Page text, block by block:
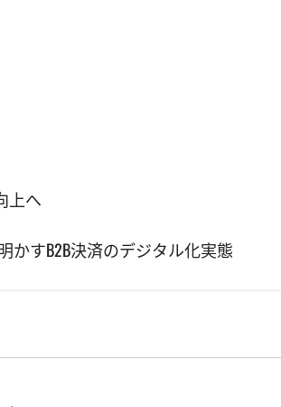
上へ
かすB2B決済のデジタル化実態